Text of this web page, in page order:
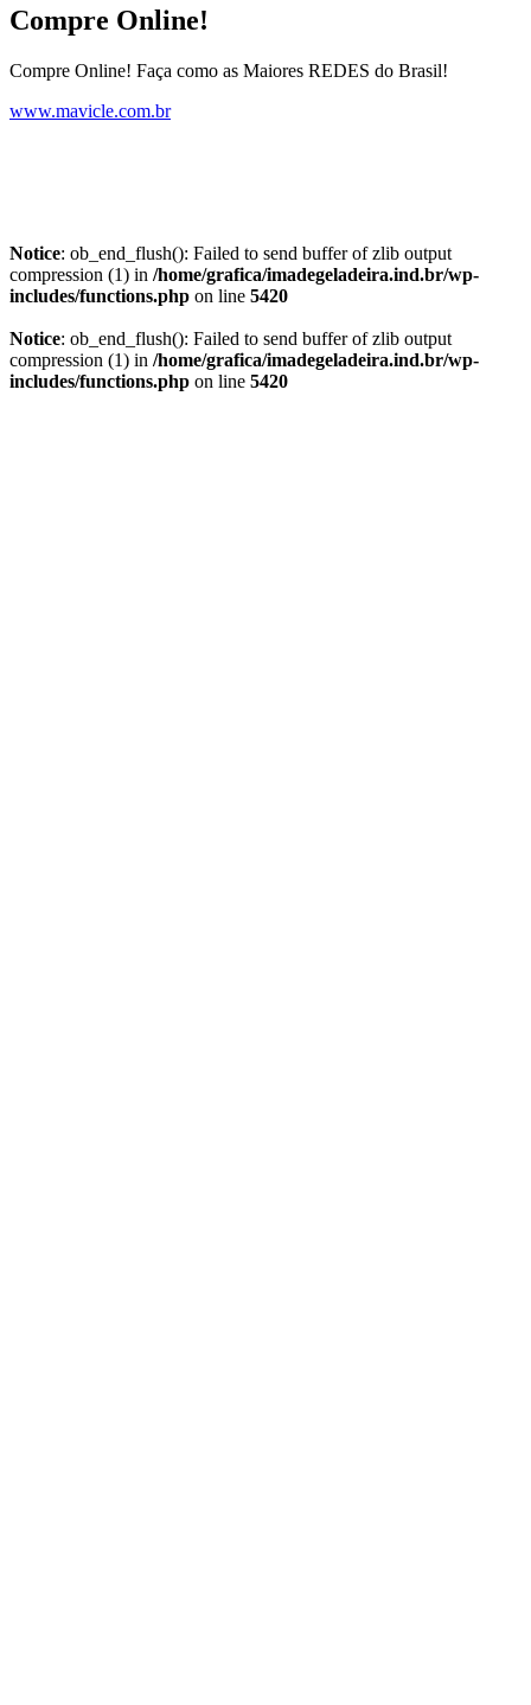
Compre Online!
Compre Online! Faça como as Maiores REDES do Brasil!
www.mavicle.com.br
Notice: ob_end_flush(): Failed to send buffer of zlib output
compression (1) in /home/grafica/imadegeladeira.ind.br/wp-
includes/functions.php on line 5420
Notice: ob_end_flush(): Failed to send buffer of zlib output
compression (1) in /home/grafica/imadegeladeira.ind.br/wp-
includes/functions.php on line 5420